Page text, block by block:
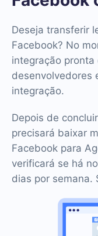
Deseja transferir
Facebook? No
integração pronta
desenvolvedores
integração.
Depois de
precisará baixar
Facebook para
verificará se há
dias por semana.